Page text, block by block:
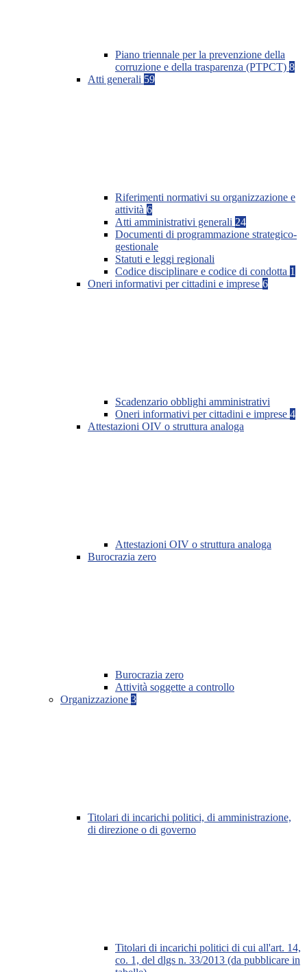
Piano triennale per la prevenzione della
corruzione e della trasparenza (PTPCT) 8
Atti generali 59
Riferimenti normativi su organizzazione e
attività 6
Atti amministrativi generali 24
Documenti di programmazione strategico-
gestionale
Statuti e leggi regionali
Codice disciplinare e codice di condotta 1
Oneri informativi per cittadini e imprese 6
Scadenzario obblighi amministrativi
Oneri informativi per cittadini e imprese 4
Attestazioni OIV o struttura analoga
Attestazioni OIV o struttura analoga
Burocrazia zero
Burocrazia zero
Attività soggette a controllo
Organizzazione 3
Titolari di incarichi politici, di amministrazione,
di direzione o di governo
Titolari di incarichi politici di cui all'art. 14,
co. 1, del dlgs n. 33/2013 (da pubblicare in